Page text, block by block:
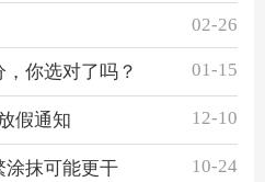
02-26
你选对了吗？ 01-15
假通知 12-10
涂抹可能更干 10-24